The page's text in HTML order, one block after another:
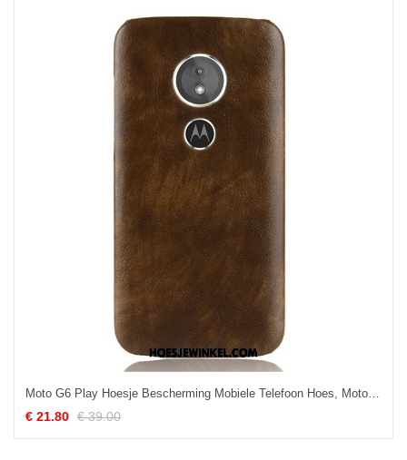
Moto G6 Play Hoesje Bescherming Mobiele Telefoon Hoes, Moto G6 Play Hoesje Patroon Soort Aziatische Vrucht Braun
€ 21.80 € 39.00